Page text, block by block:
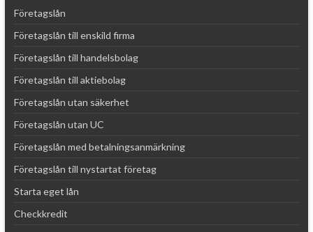
Företagslån
Företagslån till enskild firma
Företagslån till handelsbolag
Företagslån till aktiebolag
Företagslån utan säkerhet
Företagslån utan UC
Företagslån med betalningsanmärkning
Företagslån till nystartat företag
Starta eget lån
Checkkredit